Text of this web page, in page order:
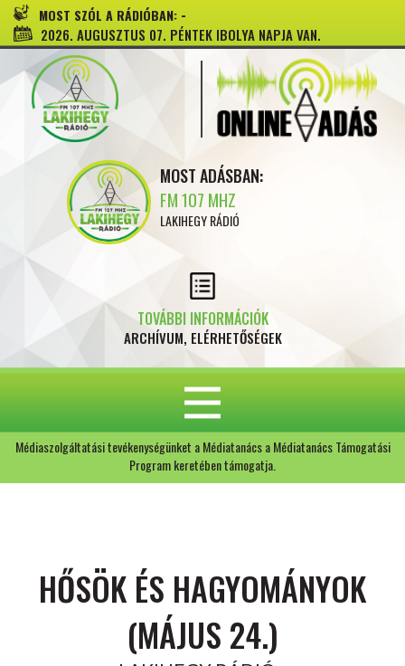
MOST SZÓL A RÁDIÓBAN: -
2026. AUGUSZTUS 07. PÉNTEK IBOLYA NAPJA VAN.
MOST ADÁSBAN:
FM 107 MHZ
LAKIHEGY RÁDIÓ
TOVÁBBI INFORMÁCIÓK
ARCHÍVUM, ELÉRHETŐSÉGEK
Médiaszolgáltatási tevékenységünket a Médiatanács a Médiatanács Támogatási
Program keretében támogatja.
HŐSÖK ÉS HAGYOMÁNYOK
(MÁJUS 24.)